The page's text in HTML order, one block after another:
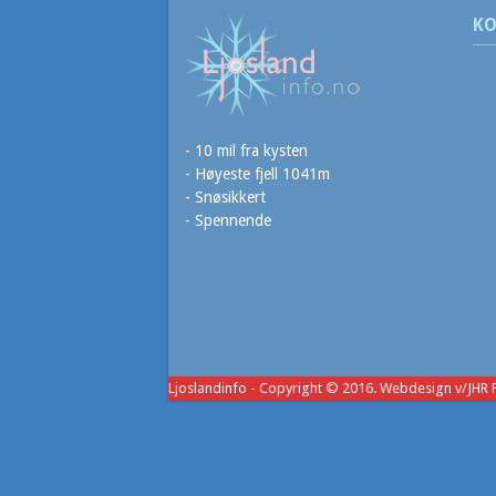
- 10 mil fra kysten
- Høyeste fjell 1041m
- Snøsikkert
- Spennende
Ljoslandinfo - Copyright © 2016. Webdesign v/JHR